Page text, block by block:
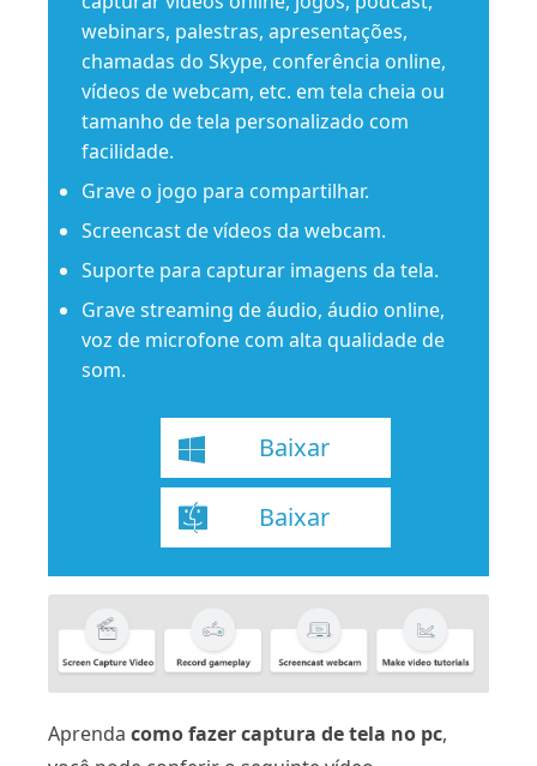
webinars, palestras, apresentações,
chamadas do Skype, conferência online,
vídeos de webcam, etc. em tela cheia ou
tamanho de tela personalizado com
facilidade.
Grave o jogo para compartilhar.
Screencast de vídeos da webcam.
Suporte para capturar imagens da tela.
Grave streaming de áudio, áudio online,
voz de microfone com alta qualidade de
som.
Baixar
Baixar
Aprenda como fazer captura de tela no pc,